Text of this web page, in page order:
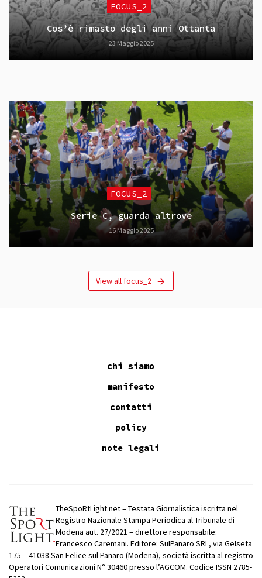
FOCUS_2
Cos’è rimasto degli anni Ottanta
23 Maggio 2025
FOCUS_2
Serie C, guarda altrove
16 Maggio 2025
View all focus_2
chi siamo
manifesto
contatti
policy
note legali
TheSpoRtLight.net – Testata Giornalistica iscritta nel
Registro Nazionale Stampa Periodica al Tribunale di
Modena aut. 27/2021 – direttore responsabile:
Francesco Caremani. Editore: SulPanaro SRL, via Gelseta
175 – 41038 San Felice sul Panaro (Modena), società iscritta al registro
Operatori Comunicazioni N° 30460 presso l’AGCOM. Codice ISSN 2785-